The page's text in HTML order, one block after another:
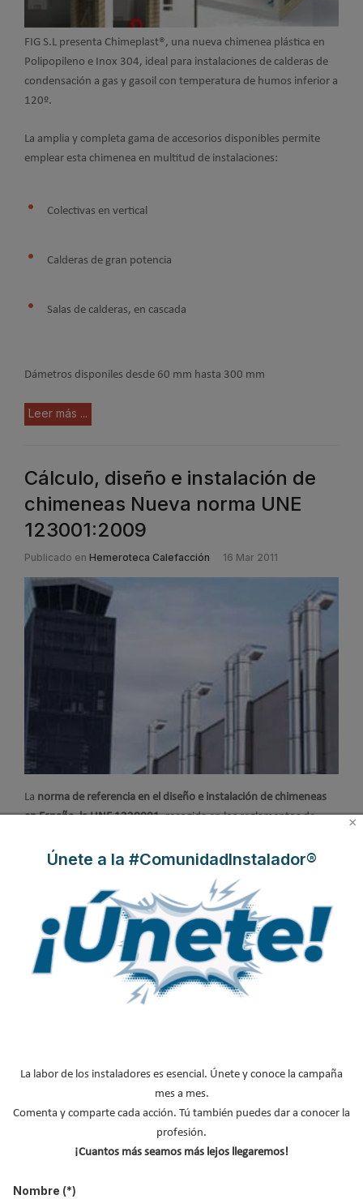
FIG S.L presenta Chimeplast®, una nueva chimenea plástica en
Polipopileno e Inox 304, ideal para instalaciones de calderas de
condensación a gas y gasoil con temperatura de humos inferior a
120º.
La amplia y completa gama de accesorios disponibles permite
emplear esta chimenea en multitud de instalaciones:
Colectivas en vertical
Calderas de gran potencia
Salas de calderas, en cascada
Dámetros disponiles desde 60 mm hasta 300 mm
Leer más ...
Cálculo, diseño e instalación de
chimeneas Nueva norma UNE
123001:2009
Publicado en Hemeroteca Calefacción 16 Mar 2011
La norma de referencia en el diseño e instalación de chimeneas
en España, la UNE 1230001, recogida en los reglamentos de
importantes novedades respecto a su versión anterior.
123001:2009 “Cálculo, diseño e instalación de chimeneas”, que
anula y sustituye a las normas UNE 123001:2005 y UNE
123001:2005/1M:2006.
tarifas 2009
Publicado en Hemeroteca Calefacción 03 Oct 2009
×
Únete a la #ComunidadInstalador®
La labor de los instaladores es esencial. Únete y conoce la campaña
mes a mes.
Comenta y comparte cada acción. Tú también puedes dar a conocer la
profesión.
¡Cuantos más seamos más lejos llegaremos!
Nombre (*)